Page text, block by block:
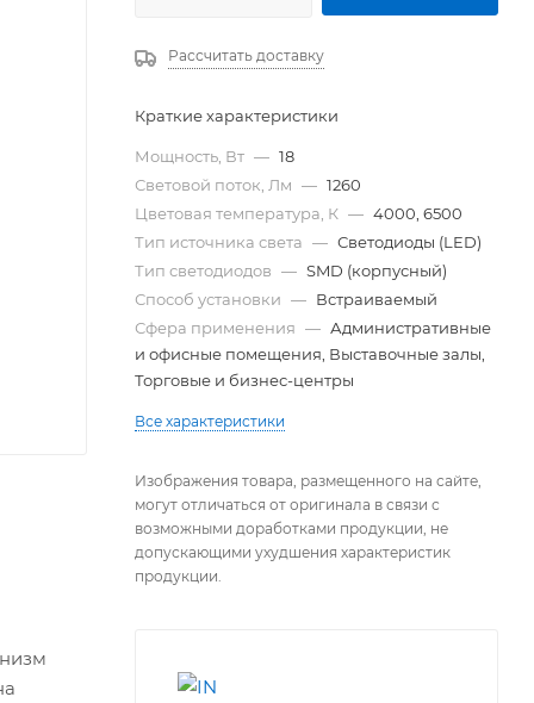
Рассчитать доставку
Краткие характеристики
Мощность, Вт — 18
Световой поток, Лм — 1260
Цветовая температура, К — 4000, 6500
Тип источника света — Светодиоды (LED)
Тип светодиодов — SMD (корпусный)
Способ установки — Встраиваемый
Сфера применения — Административные
и офисные помещения, Выставочные залы,
Торговые и бизнес-центры
Все характеристики
Изображения товара, размещенного на сайте,
могут отличаться от оригинала в связи с
возможными доработками продукции, не
допускающими ухудшения характеристик
продукции.